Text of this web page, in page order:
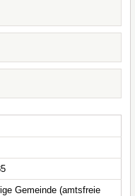
Gemeinde (amtsfreie